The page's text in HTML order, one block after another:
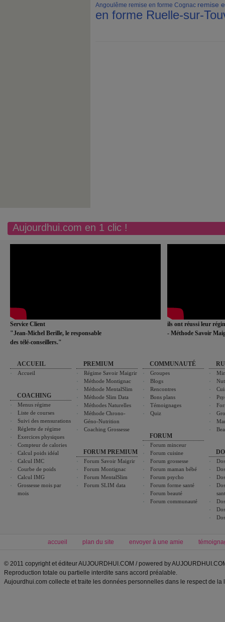
Angoulême remise en forme Cognac remise
en forme Ruelle-sur-
Aujourdhui.com en 1 clic !
Service Client
"Jean-Michel Berille, le responsable
des télé-conseillers."
ils ont réussi leur
- Méthode Savoir
ACCUEIL
Accueil
COACHING
Menus régime
Liste de courses
Suivi des mensurations
Réglette de régime
Exercices physiques
Compteur de calories
Calcul poids idéal
Calcul IMC
Courbe de poids
Calcul IMG
Grossesse mois par
mois
PREMIUM
Régime Savoir Maigrir
Méthode Montignac
Méthode MentalSlim
Méthode Slim Data
Méthodes Naturelles
Méthode Chrono-
Géno-Nutrition
Coaching Grossesse
FORUM PREMIUM
Forum Savoir Maigrir
Forum Montignac
Forum MentalSlim
Forum SLIM data
COMMUNAUTÉ
Groupes
Blogs
Rencontres
Bons plans
Témoignages
Quiz
FORUM
Forum minceur
Forum cuisine
Forum grossesse
Forum maman bébé
Forum psycho
Forum forme santé
Forum beauté
Forum communauté
accueil plan du site envoyer à une amie
© 2011 copyright et éditeur AUJOURDHUI.COM / powered by
Reproduction totale ou partielle interdite sans accord préalable.
Aujourdhui.com collecte et traite les données personnelles dans le respect de